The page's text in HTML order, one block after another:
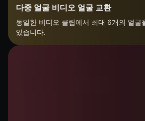
다중 얼굴 비디오 얼굴 교환
동일한 비디오 클립에서 최대 6개의 얼굴
있습니다.